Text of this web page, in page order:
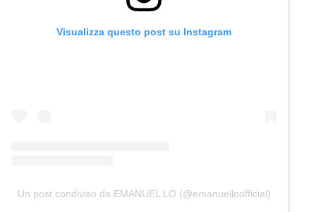
Visualizza questo post su Instagram
Un post condiviso da EMANUEL LO (@emanuelloofficial)